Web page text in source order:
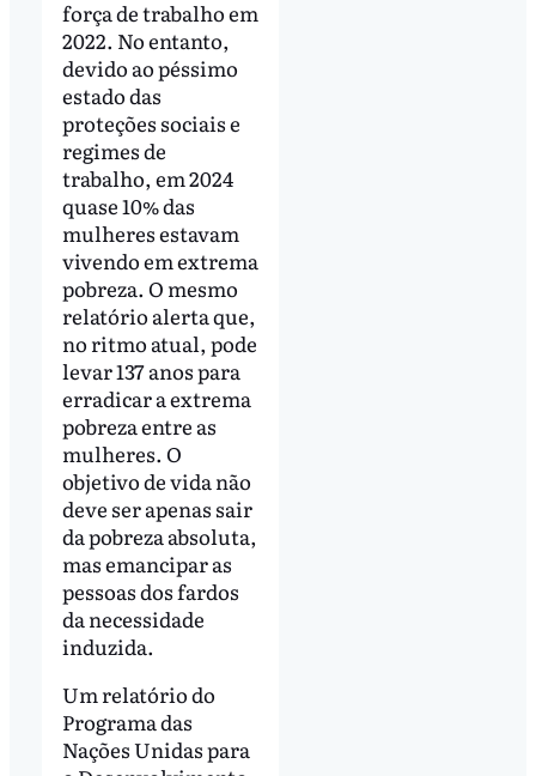
força de trabalho em
2022. No entanto,
devido ao péssimo
estado das
proteções sociais e
regimes de
trabalho, em 2024
quase 10% das
mulheres estavam
vivendo em extrema
pobreza. O mesmo
relatório alerta que,
no ritmo atual, pode
levar 137 anos para
erradicar a extrema
pobreza entre as
mulheres. O
objetivo de vida não
deve ser apenas sair
da pobreza absoluta,
mas emancipar as
pessoas dos fardos
da necessidade
induzida.
Um relatório do
Programa das
Nações Unidas para